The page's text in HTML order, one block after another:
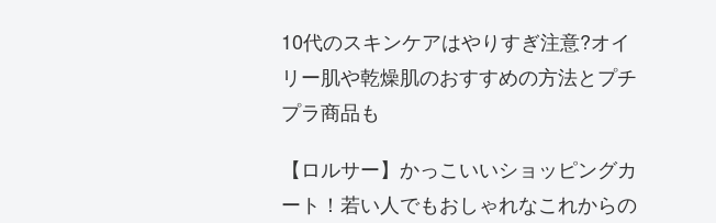
10代のスキンケアはやりすぎ注意?オイ
リー肌や乾燥肌のおすすめの方法とプチ
プラ商品も
【ロルサー】かっこいいショッピングカ
ート！若い人でもおしゃれなこれからの